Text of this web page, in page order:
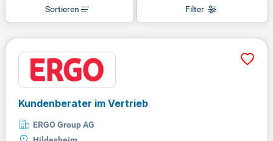
Filter
Sortieren
Kundenberater im Vertrieb
ERGO Group AG